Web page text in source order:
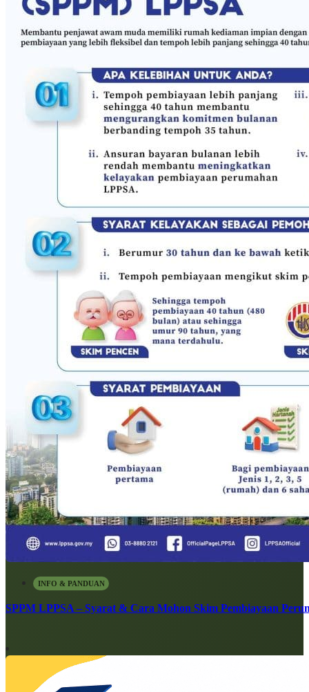
INFO & PANDUAN
SPPM LPPSA – Syarat & Cara Mohon Skim Pembiayaan